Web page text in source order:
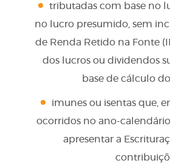
tributadas com base no
no lucro presumido, sem
de Renda Retido na Fonte
dos lucros ou dividendos
base de cálculo
imunes ou isentas que,
ocorridos no ano-
apresentar a